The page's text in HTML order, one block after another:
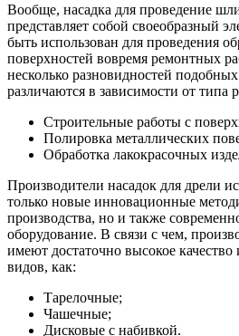
Вообще, насадка для проведение
представляет собой своеобразный
быть использован для проведения
поверхностей вовремя ремонтных
несколько разновидностей
различаются в зависимости от типа
Строительные работы с
Полировка металлических
Обработка лакокрасочных
Производители насадок для дрели
только новые инновационные
производства, но и также
оборудование. В связи с чем,
имеют достаточно высокое
видов, как:
Тарелочные;
Чашечные;
Дисковые с набивкой.